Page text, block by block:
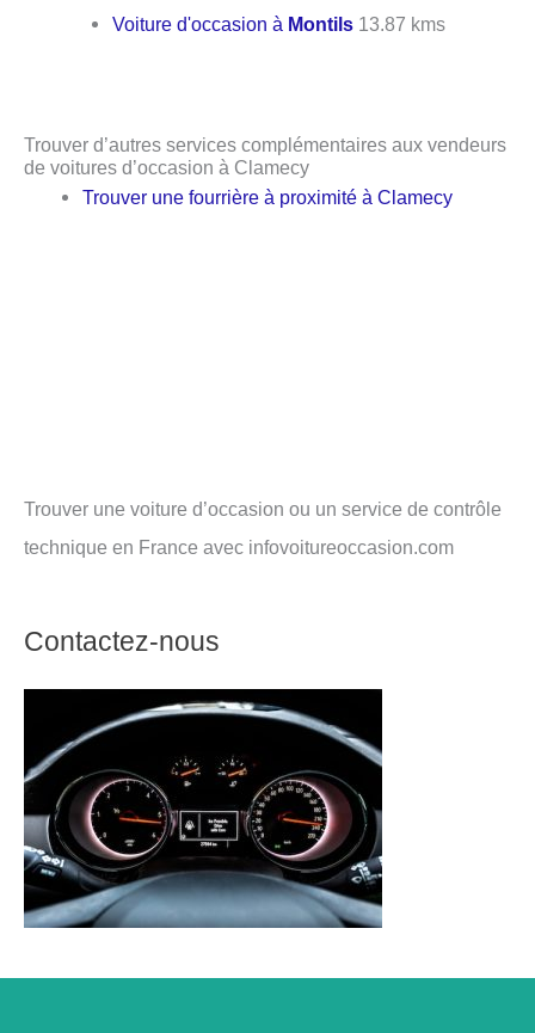
Voiture d'occasion à Montils 13.87 kms
Trouver d’autres services complémentaires aux vendeurs
de voitures d’occasion à Clamecy
Trouver une fourrière à proximité à Clamecy
Trouver une voiture d’occasion ou un service de contrôle
technique en France avec infovoitureoccasion.com
Contactez-nous